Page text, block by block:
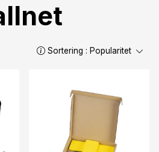
Sortering : Popularitet